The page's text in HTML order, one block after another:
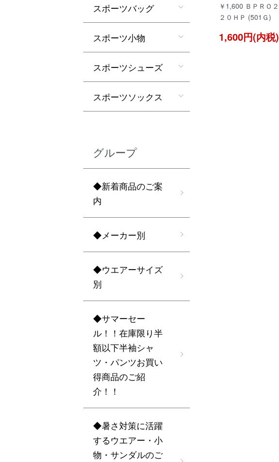
￥1,600 ＢＰＲＯ２
２０ＨＰ (501Ｇ)
1,600円(内税)
スポーツバッグ
スポーツ小物
スポーツシューズ
スポーツソックス
グループ
◆新着商品のご案
内
◆メーカー別
◆ウエアーサイズ
別
◆サマーセー
ル！！在庫限り半
額以下半袖シャ
ツ・パンツお買い
得商品のご紹
介！！
◆暑さ対策に活躍
するウエアー・小
物・サンダルのご